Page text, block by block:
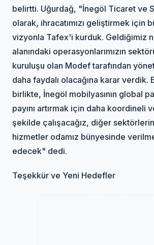
belirtti. Uğurdağ, "İnegöl Ticaret ve
olarak, ihracatımızı geliştirmek için
vizyonla Tafex'i kurduk. Geldiğimiz
alanındaki operasyonlarımızın
kuruluşu olan Modef tarafından
daha faydalı olacağına karar verdik.
birlikte, İnegöl mobilyasının global
payını artırmak için daha koordineli
şekilde çalışacağız, diğer
hizmetler odamız bünyesinde
edecek" dedi.
Teşekkür ve Yeni Hedefler